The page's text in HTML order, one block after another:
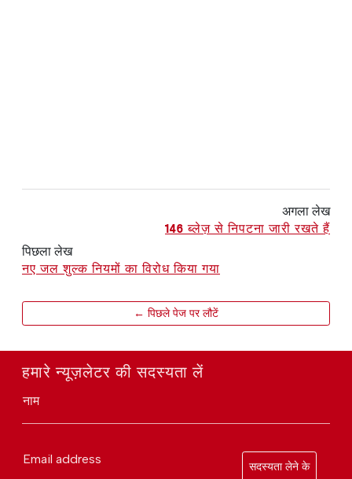
अगला लेख
146 ब्लेज़ से निपटना जारी रखते हैं
पिछला लेख
नए जल शुल्क नियमों का विरोध किया गया
← पिछले पेज पर लौटें
हमारे न्यूज़लेटर की सदस्यता लें
नाम
Email address
सदस्यता लेने के